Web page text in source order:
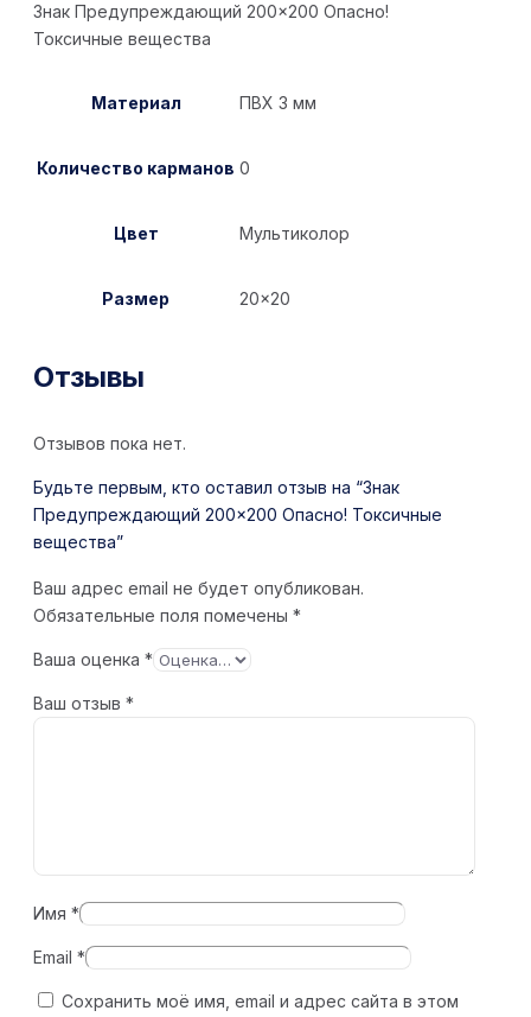
Знак Предупреждающий 200×200 Опасно!
Токсичные вещества
Материал ПВХ 3 мм
Количество карманов 0
Цвет Мультиколор
Размер 20×20
Отзывы
Отзывов пока нет.
Будьте первым, кто оставил отзыв на “Знак
Предупреждающий 200×200 Опасно! Токсичные
вещества”
Ваш адрес email не будет опубликован.
Обязательные поля помечены *
Ваша оценка *
Ваш отзыв *
Имя *
Email *
Сохранить моё имя, email и адрес сайта в этом